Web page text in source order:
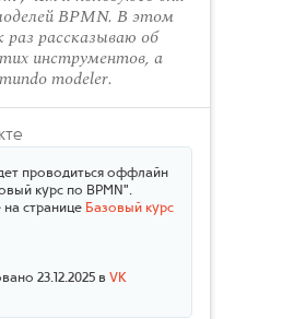
BPMN. В этом
раз рассказываю об
инструментов, а
modeler.
проводиться оффлайн
курс по BPMN".
странице Базовый курс
23.12.2025 в VK